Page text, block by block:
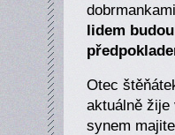
lidem
Otec
aktuálně žije
synem